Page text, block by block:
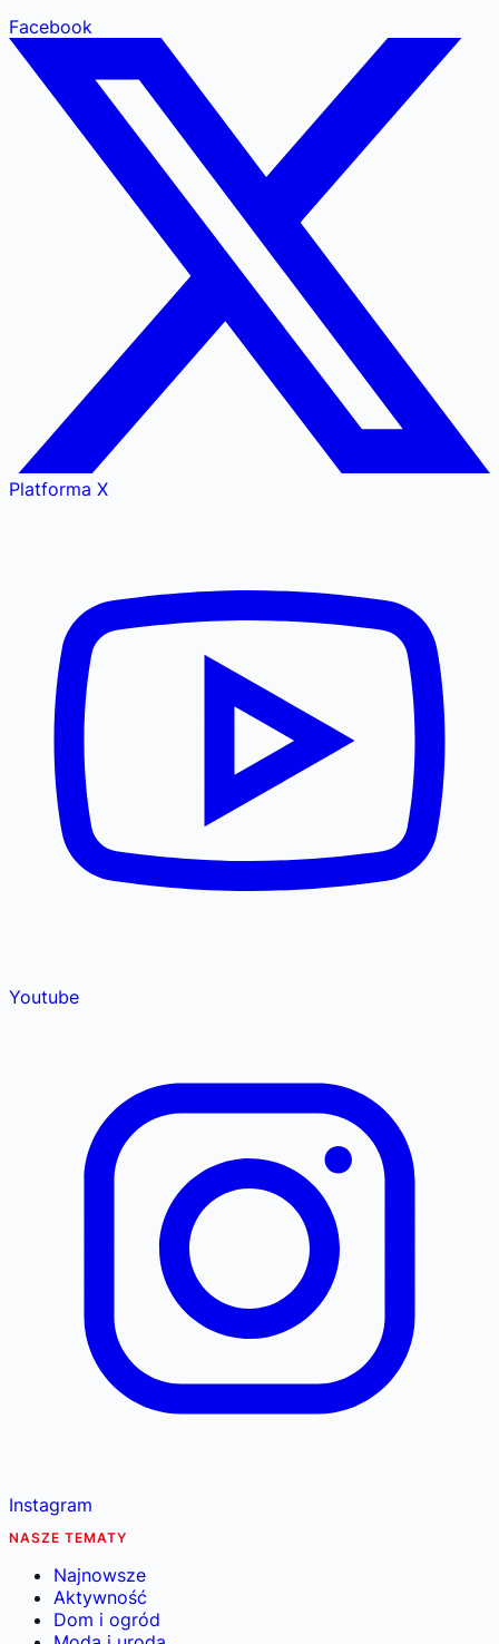
Facebook
Platforma X
Youtube
Instagram
NASZE TEMATY
Najnowsze
Aktywność
Dom i ogród